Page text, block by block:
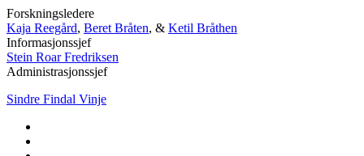
Forskningsledere
Kaja Reegård, Beret Bråten, & Ketil Bråthen
Informasjonssjef
Stein Roar Fredriksen
Administrasjonssjef
Sindre Findal Vinje